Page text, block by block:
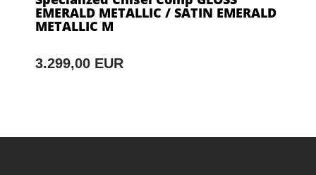
EMERALD METALLIC / SATIN EMERALD
METALLIC M
3.299,00 EUR